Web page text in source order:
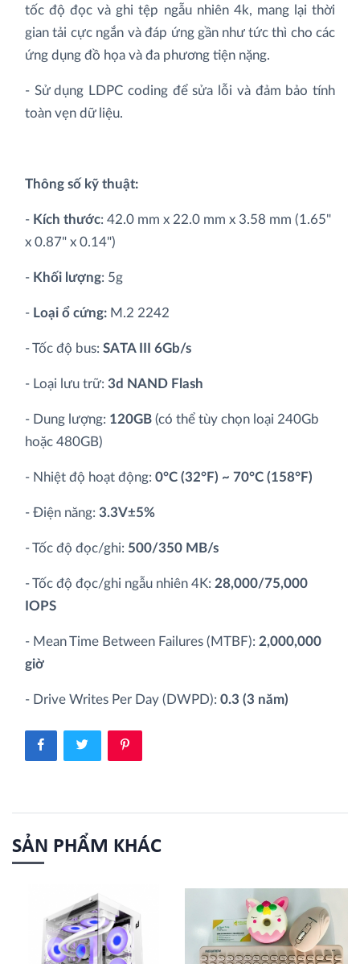
tốc độ đọc và ghi tệp ngẫu nhiên 4k, mang lại thời
gian tải cực ngắn và đáp ứng gần như tức thì cho các
ứng dụng đồ họa và đa phương tiện nặng.
- Sử dụng LDPC coding để sửa lỗi và đảm bảo tính
toàn vẹn dữ liệu.
Thông số kỹ thuật:
- Kích thước: 42.0 mm x 22.0 mm x 3.58 mm (1.65"
x 0.87" x 0.14")
- Khối lượng: 5g
- Loại ổ cứng: M.2 2242
- Tốc độ bus: SATA III 6Gb/s
- Loại lưu trữ: 3d NAND Flash
- Dung lượng: 120GB (có thể tùy chọn loại 240Gb
hoặc 480GB)
- Nhiệt độ hoạt động: 0°C (32°F) ~ 70°C (158°F)
- Điện năng: 3.3V±5%
- Tốc độ đọc/ghi: 500/350 MB/s
- Tốc độ đọc/ghi ngẫu nhiên 4K: 28,000/75,000
IOPS
- Mean Time Between Failures (MTBF): 2,000,000
giờ
- Drive Writes Per Day (DWPD): 0.3 (3 năm)
SẢN PHẨM KHÁC